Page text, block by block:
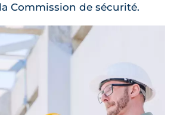
Commission de sécurité.